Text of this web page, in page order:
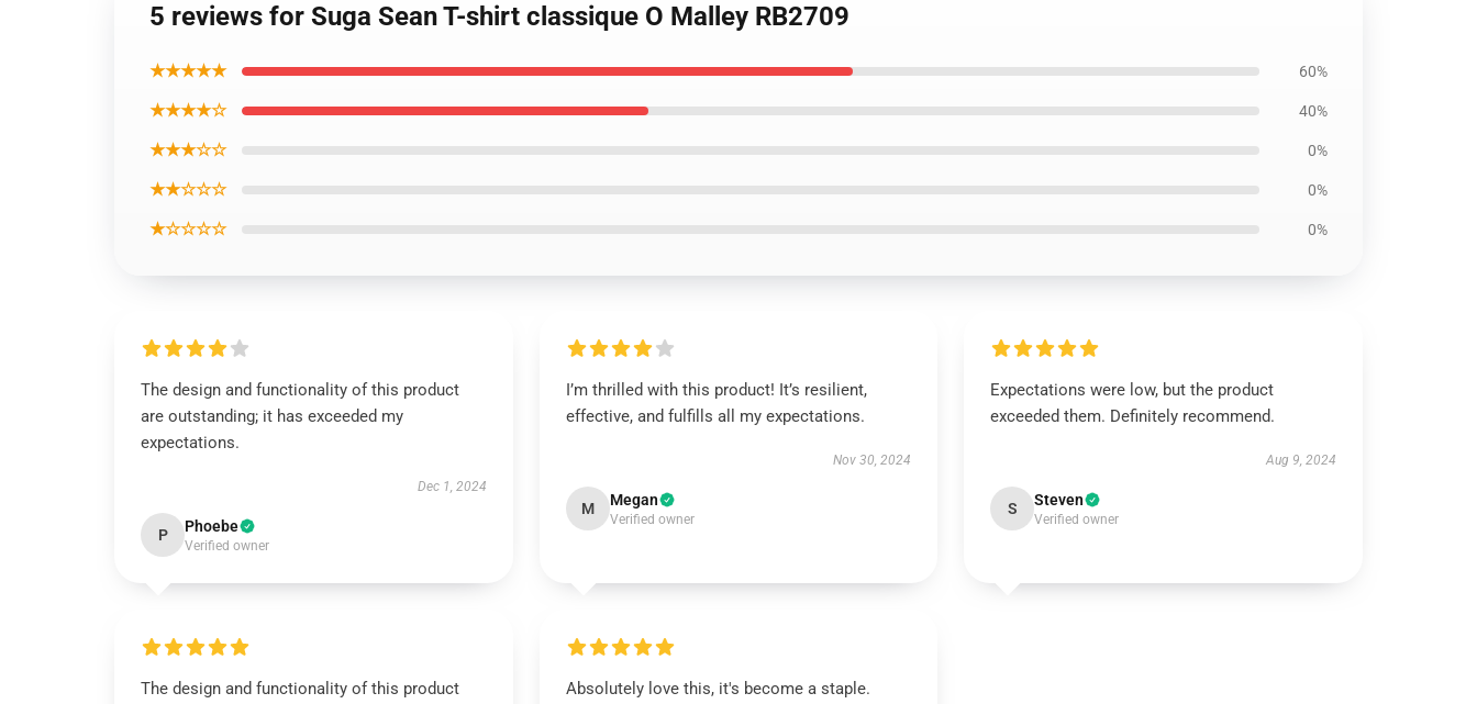
5 reviews for Suga Sean T-shirt classique O Malley RB2709
★★★★★ 60%
★★★★☆ 40%
★★★☆☆ 0%
★★☆☆☆ 0%
★☆☆☆☆ 0%
The design and functionality of this product
are outstanding; it has exceeded my
expectations.
Dec 1, 2024
P Phoebe
Verified owner
I’m thrilled with this product! It’s resilient,
effective, and fulfills all my expectations.
Nov 30, 2024
M Megan
Verified owner
Expectations were low, but the product
exceeded them. Definitely recommend.
Aug 9, 2024
S Steven
Verified owner
The design and functionality of this product
Absolutely love this, it's become a staple.